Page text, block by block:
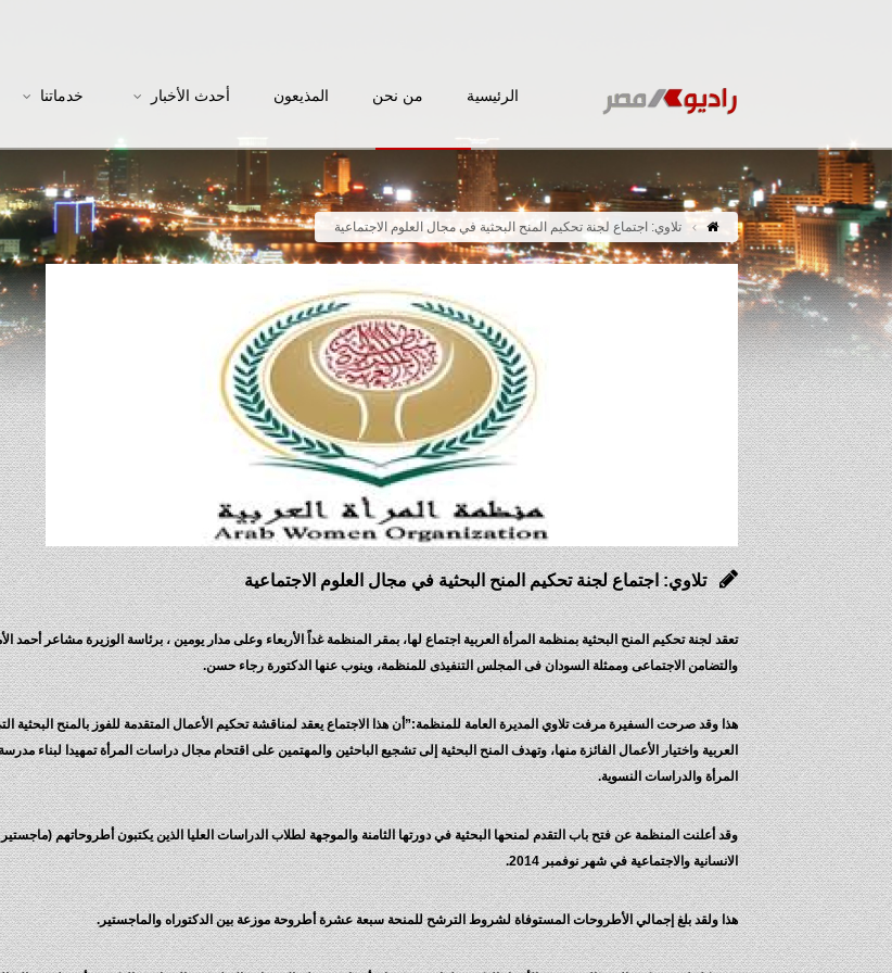
الرئيسية من نحن المذيعون أحدث الأخبار خدماتنا
تلاوي: اجتماع لجنة تحكيم المنح البحثية في مجال العلوم الاجتماعية
تلاوي: اجتماع لجنة تحكيم المنح البحثية في مجال العلوم الاجتماعية
تعقد لجنة تحكيم المنح البحثية بمنظمة المرأة العربية اجتماع لها، بمقر المنظمة غداً الأربعاء وعلى مدار يومين ، برئاسة الوزيرة مشاعر أحمد
والتضامن الاجتماعى وممثلة السودان فى المجلس التنفيذى للمنظمة، وينوب عنها الدكتورة رجاء حسن.
هذا وقد صرحت السفيرة مرفت تلاوي المديرة العامة للمنظمة:”أن هذا الاجتماع يعقد لمناقشة تحكيم الأعمال المتقدمة للفوز بالمنح البحثية
العربية واختيار الأعمال الفائزة منها، وتهدف المنح البحثية إلى تشجيع الباحثين والمهتمين على اقتحام مجال دراسات المرأة تمهيدا لبناء
المرأة والدراسات النسوية.
وقد أعلنت المنظمة عن فتح باب التقدم لمنحها البحثية في دورتها الثامنة والموجهة لطلاب الدراسات العليا الذين يكتبون أطروحاتهم
الانسانية والاجتماعية في شهر نوفمبر 2014.
هذا ولقد بلغ إجمالي الأطروحات المستوفاة لشروط الترشح للمنحة سبعة عشرة أطروحة موزعة بين الدكتوراه والماجستير.